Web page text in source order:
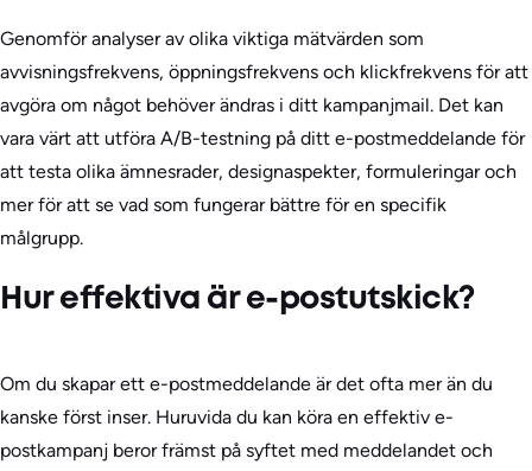
Genomför analyser av olika viktiga mätvärden som
avvisningsfrekvens, öppningsfrekvens och klickfrekvens för att
avgöra om något behöver ändras i ditt kampanjmail. Det kan
vara värt att utföra A/B-testning på ditt e-postmeddelande för
att testa olika ämnesrader, designaspekter, formuleringar och
mer för att se vad som fungerar bättre för en specifik
målgrupp.
Hur effektiva är e-postutskick?
Om du skapar ett e-postmeddelande är det ofta mer än du
kanske först inser. Huruvida du kan köra en effektiv e-
postkampanj beror främst på syftet med meddelandet och